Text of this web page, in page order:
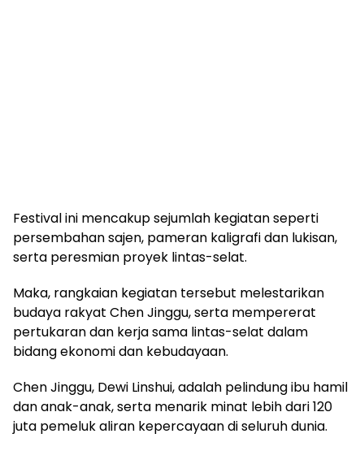
Festival ini mencakup sejumlah kegiatan seperti
persembahan sajen, pameran kaligrafi dan lukisan,
serta peresmian proyek lintas-selat.
Maka, rangkaian kegiatan tersebut melestarikan
budaya rakyat Chen Jinggu, serta mempererat
pertukaran dan kerja sama lintas-selat dalam
bidang ekonomi dan kebudayaan.
Chen Jinggu, Dewi Linshui, adalah pelindung ibu hamil
dan anak-anak, serta menarik minat lebih dari 120
juta pemeluk aliran kepercayaan di seluruh dunia.